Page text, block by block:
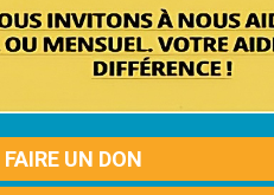
FAIRE UN DON